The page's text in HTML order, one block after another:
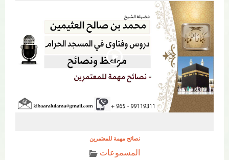
نصائح مهمة للمعتمرين
المسموعات